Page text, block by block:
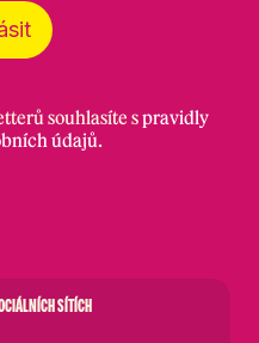
souhlasíte spravidly
údajů.
SÍTÍCH